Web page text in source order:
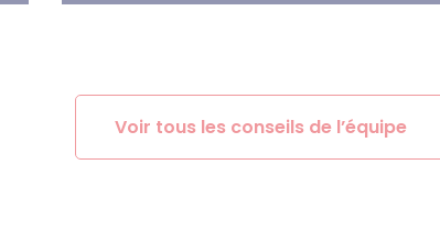
Voir tous les conseils de l’équipe